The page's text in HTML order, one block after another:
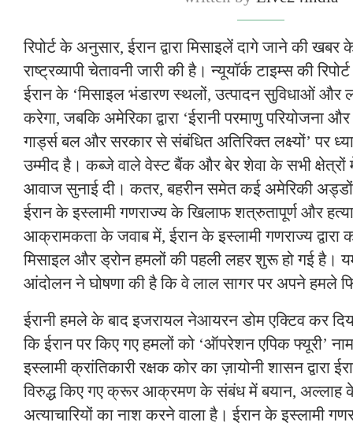
रिपोर्ट के अनुसार, ईरान द्वारा मिसाइलें दागे जाने की
राष्ट्रव्यापी चेतावनी जारी की है। न्यूयॉर्क टाइम्स की
ईरान के ‘मिसाइल भंडारण स्थलों, उत्पादन सुविधाओं और
करेगा, जबकि अमेरिका द्वारा ‘ईरानी परमाणु परियोजना
गार्ड्स बल और सरकार से संबंधित अतिरिक्त लक्ष्यों’ पर
उम्मीद है। कब्जे वाले वेस्ट बैंक और बेर शेवा के सभी क्षेत्रों
आवाज सुनाई दी। कतर, बहरीन समेत कई अमेरिकी
ईरान के इस्लामी गणराज्य के खिलाफ शत्रुतापूर्ण और
आक्रामकता के जवाब में, ईरान के इस्लामी गणराज्य द्वारा
मिसाइल और ड्रोन हमलों की पहली लहर शुरू हो गई है।
आंदोलन ने घोषणा की है कि वे लाल सागर पर अपने हमले
ईरानी हमले के बाद इजरायल नेआयरन डोम एक्टिव कर
कि ईरान पर किए गए हमलों को ‘ऑपरेशन एपिक फ्यूरी’
इस्लामी क्रांतिकारी रक्षक कोर का ज़ायोनी शासन द्वारा
विरुद्ध किए गए क्रूर आक्रमण के संबंध में बयान, अल्लाह
अत्याचारियों का नाश करने वाला है। ईरान के इस्लामी